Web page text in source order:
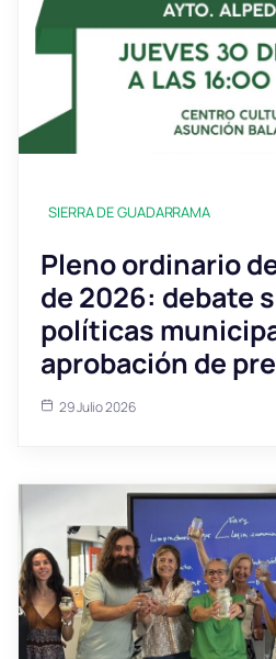
SIERRA DE GUADARRAMA
Pleno ordinario
de 2026: debate
políticas
aprobación de
29 Julio 2026